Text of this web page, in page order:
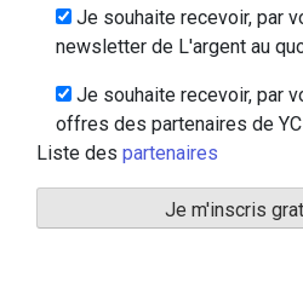
Je souhaite recevoir, par
newsletter de L'argent au
Je souhaite recevoir, par
offres des partenaires de
Liste des partenaires